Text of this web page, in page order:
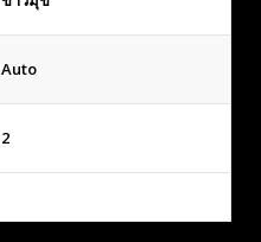
Auto
2